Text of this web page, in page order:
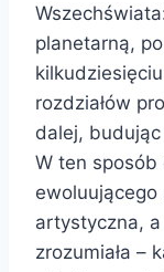
planetarną,
rozdziałów
dalej, budując
W ten sposób
ewoluującego
artystyczna, a
zrozumiała